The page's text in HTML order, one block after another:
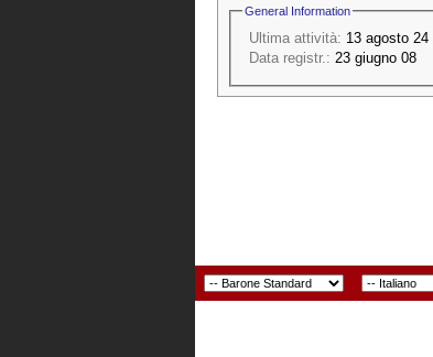
General Information
Ultima attività: 13 agosto 24
Data registr.: 23 giugno 08